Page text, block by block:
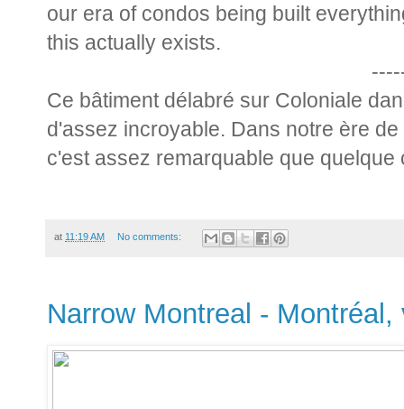
our era of condos being built
this actually exists.
Ce bâtiment délabré sur Coloniale
d'assez incroyable. Dans notre ère
c'est assez remarquable que
at 11:19 AM No comments:
Narrow Montreal - Montréal,